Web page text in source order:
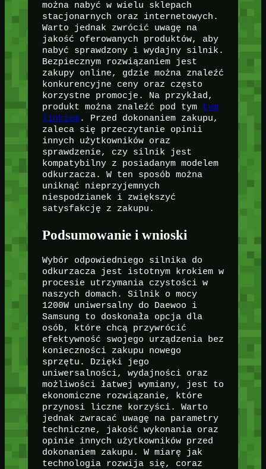
można nabyć w wielu sklepach
stacjonarnych oraz internetowych.
Warto jednak zwrócić uwagę na
jakość oferowanych produktów, aby
nabyć sprawdzony i wydajny silnik.
Bezpiecznym rozwiązaniem jest
zakupy online, gdzie można znaleźć
konkurencyjne ceny oraz często
korzystne promocje. Na przykład,
produkt można znaleźć pod tym tym
linkiem. Przed dokonaniem zakupu,
zaleca się przeczytanie opinii
innych użytkowników oraz
sprawdzenie, czy silnik jest
kompatybilny z posiadanym modelem
odkurzacza. W ten sposób można
uniknąć nieprzyjemnych
niespodzianek i zwiększyć
satysfakcję z zakupu.
Podsumowanie i wnioski
Wybór odpowiedniego silnika do
odkurzacza jest istotnym krokiem w
procesie utrzymania czystości w
naszych domach. Silnik o mocy
1200W uniwersalny do Daewoo i
Samsung to doskonała opcja dla
osób, które chcą przywrócić
efektywność swojego urządzenia bez
konieczności zakupu nowego
sprzętu. Dzięki jego
uniwersalności, wydajności oraz
możliwości łatwej wymiany, jest to
ekonomiczne rozwiązanie, które
przynosi liczne korzyści. Warto
jednak zwracać uwagę na parametry
techniczne, jakość wykonania oraz
opinie innych użytkowników przed
dokonaniem zakupu. W miarę jak
technologia rozwija się, coraz